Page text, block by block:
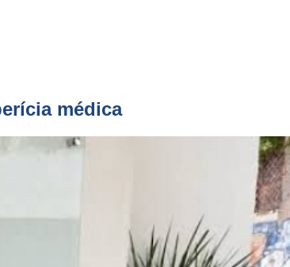
médica